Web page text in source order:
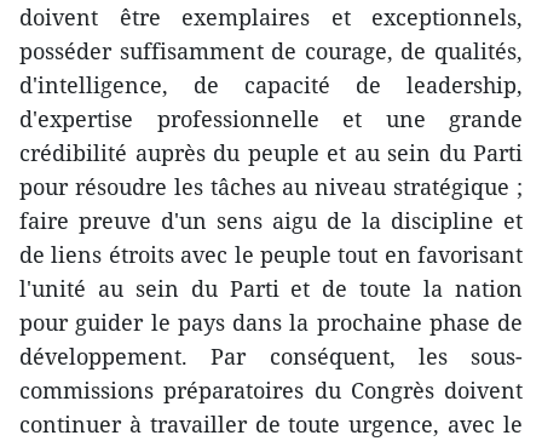
doivent être exemplaires et exceptionnels,
posséder suffisamment de courage, de qualités,
d'intelligence, de capacité de leadership,
d'expertise professionnelle et une grande
crédibilité auprès du peuple et au sein du Parti
pour résoudre les tâches au niveau stratégique ;
faire preuve d'un sens aigu de la discipline et
de liens étroits avec le peuple tout en favorisant
l'unité au sein du Parti et de toute la nation
pour guider le pays dans la prochaine phase de
développement. Par conséquent, les sous-
commissions préparatoires du Congrès doivent
continuer à travailler de toute urgence, avec le